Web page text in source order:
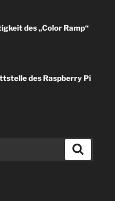
des „Color Ramp“
des Raspberry Pi